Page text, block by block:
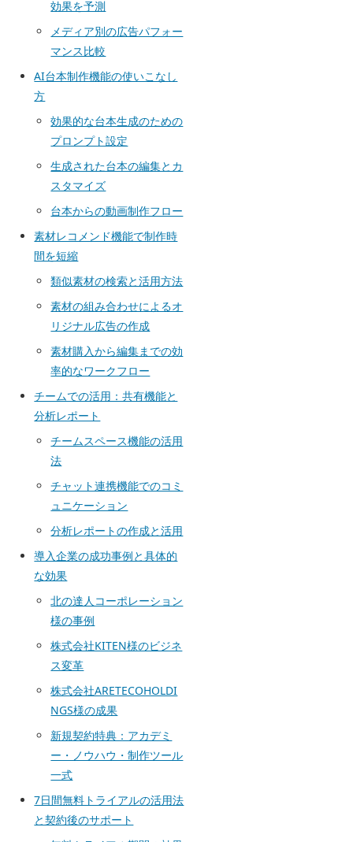
効果を予測
メディア別の広告パフォー
マンス比較
AI台本制作機能の使いこなし
方
効果的な台本生成のための
プロンプト設定
生成された台本の編集とカ
スタマイズ
台本からの動画制作フロー
素材レコメンド機能で制作時
間を短縮
類似素材の検索と活用方法
素材の組み合わせによるオ
リジナル広告の作成
素材購入から編集までの効
率的なワークフロー
チームでの活用：共有機能と
分析レポート
チームスペース機能の活用
法
チャット連携機能でのコミ
ュニケーション
分析レポートの作成と活用
導入企業の成功事例と具体的
な効果
北の達人コーポレーション
様の事例
株式会社KITEN様のビジネ
ス変革
株式会社ARETECOHOLDI
NGS様の成果
新規契約特典：アカデミ
ー・ノウハウ・制作ツール
一式
7日間無料トライアルの活用法
と契約後のサポート